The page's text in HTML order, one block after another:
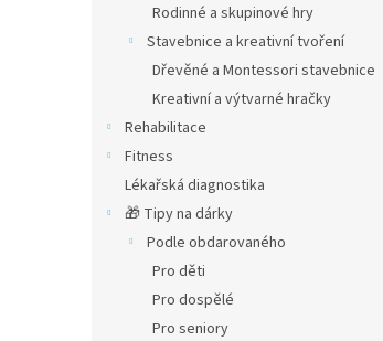
Rodinné a skupinové hry
Stavebnice a kreativní tvoření
Dřevěné a Montessori stavebnice
Kreativní a výtvarné hračky
Rehabilitace
Fitness
Lékařská diagnostika
🎁 Tipy na dárky
Podle obdarovaného
Pro děti
Pro dospělé
Pro seniory